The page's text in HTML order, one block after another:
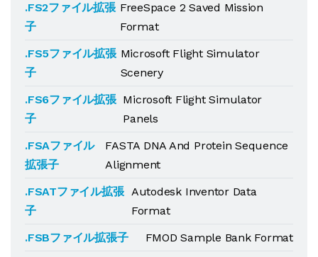
.FS2ファイル拡張
子
FreeSpace 2 Saved Mission
Format
.FS5ファイル拡張
子
Microsoft Flight Simulator
Scenery
.FS6ファイル拡張
子
Microsoft Flight Simulator
Panels
.FSAファイル
拡張子
FASTA DNA And Protein Sequence
Alignment
.FSATファイル拡張
子
Autodesk Inventor Data
Format
.FSBファイル拡張子
FMOD Sample Bank Format